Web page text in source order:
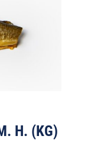
H. (KG)